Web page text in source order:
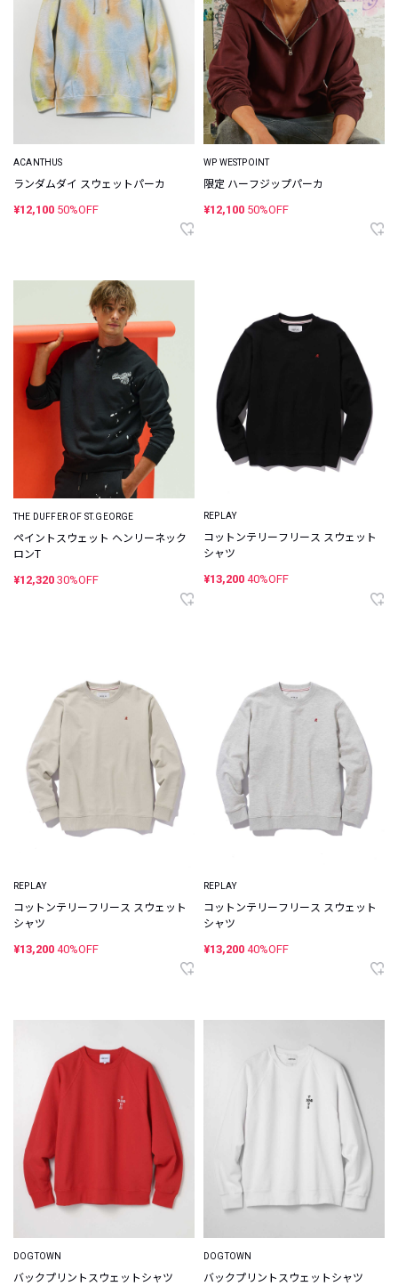
ACANTHUS
ランダムダイ スウェットパーカ
¥12,100 50%OFF
WP WESTPOINT
限定 ハーフジップパーカ
¥12,100 50%OFF
THE DUFFER OF ST.GEORGE
ペイントスウェット ヘンリーネック
ロンT
¥12,320 30%OFF
REPLAY
コットンテリーフリース スウェット
シャツ
¥13,200 40%OFF
REPLAY
コットンテリーフリース スウェット
シャツ
¥13,200 40%OFF
REPLAY
コットンテリーフリース スウェット
シャツ
¥13,200 40%OFF
DOGTOWN
バックプリントスウェットシャツ
DOGTOWN
バックプリントスウェットシャツ